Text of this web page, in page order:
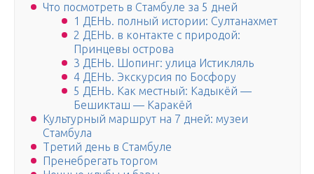
Что посмотреть в Стамбуле за 5 дней
1 ДЕНЬ. полный истории: Султанахмет
2 ДЕНЬ. в контакте с природой:
Принцевы острова
3 ДЕНЬ. Шопинг: улица Истикляль
4 ДЕНЬ. Экскурсия по Босфору
5 ДЕНЬ. Как местный: Кадыкёй —
Бешикташ — Каракёй
Культурный маршрут на 7 дней: музеи
Стамбула
Третий день в Стамбуле
Пренебрегать торгом